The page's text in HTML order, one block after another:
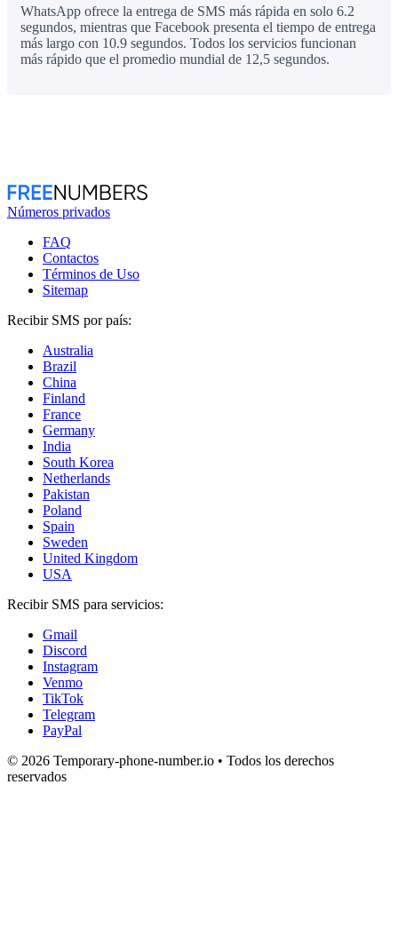
WhatsApp ofrece la entrega de SMS más rápida en solo 6.2
segundos, mientras que Facebook presenta el tiempo de entrega
más largo con 10.9 segundos. Todos los servicios funcionan
más rápido que el promedio mundial de 12,5 segundos.
Números privados
FAQ
Contactos
Términos de Uso
Sitemap
Recibir SMS por país:
Australia
Brazil
China
Finland
France
Germany
India
South Korea
Netherlands
Pakistan
Poland
Spain
Sweden
United Kingdom
USA
Recibir SMS para servicios:
Gmail
Discord
Instagram
Venmo
TikTok
Telegram
PayPal
© 2026 Temporary-phone-number.io • Todos los derechos
reservados